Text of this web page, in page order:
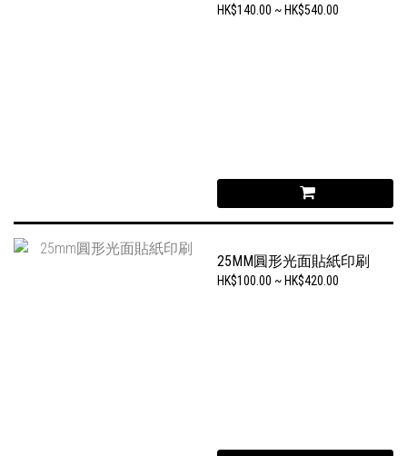
HK$140.00 ~ HK$540.00
25MM圓形光面貼紙印刷
HK$100.00 ~ HK$420.00